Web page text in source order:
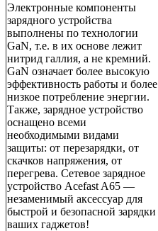
Электронные компоненты
зарядного устройства
выполнены по технологии
GaN, т.е. в их основе лежит
нитрид галлия, а не кремний.
GaN означает более высокую
эффективность работы и более
низкое потребление энергии.
Также, зарядное устройство
оснащено всеми
необходимыми видами
защиты: от перезарядки, от
скачков напряжения, от
перегрева. Сетевое зарядное
устройство Acefast A65 —
незаменимый аксессуар для
быстрой и безопасной зарядки
ваших гаджетов!